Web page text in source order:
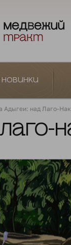
новинки
Адыгеи: над Лаго-